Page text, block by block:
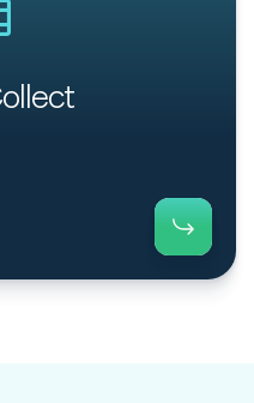
Das Modul
Debitor auf dein